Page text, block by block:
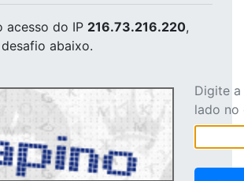
acesso do IP 216.73.216.220,
abaixo.
Digite
lado no